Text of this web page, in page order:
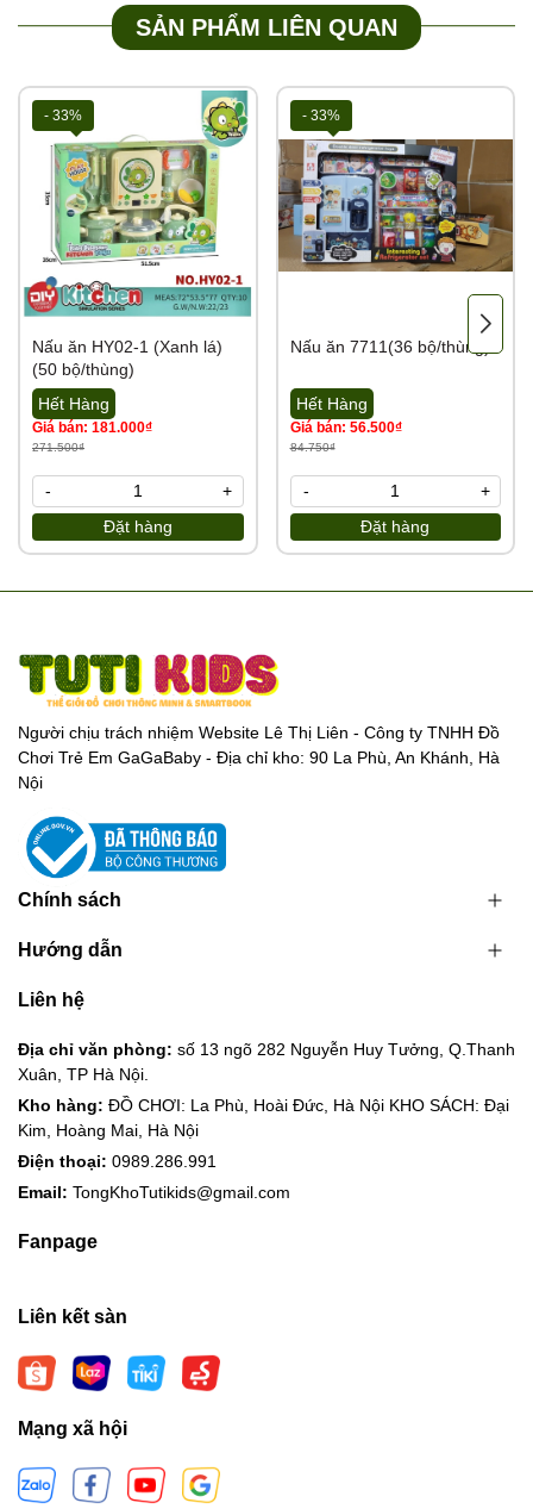
SẢN PHẨM LIÊN QUAN
- 33%
Nấu ăn HY02-1 (Xanh lá)
(50 bộ/thùng)
Hết Hàng
Giá bán: 181.000₫
271.500₫
Đặt hàng
- +
- 33%
Nấu ăn 7711(36 bộ/thùng)
Hết Hàng
Giá bán: 56.500₫
84.750₫
Đặt hàng
- +
Người chịu trách nhiệm Website Lê Thị Liên - Công ty TNHH Đồ
Chơi Trẻ Em GaGaBaby - Địa chỉ kho: 90 La Phù, An Khánh, Hà
Nội
Chính sách
Hướng dẫn
Liên hệ
Địa chỉ văn phòng: số 13 ngõ 282 Nguyễn Huy Tưởng, Q.Thanh
Xuân, TP Hà Nội.
Kho hàng: ĐỒ CHƠI: La Phù, Hoài Đức, Hà Nội KHO SÁCH: Đại
Kim, Hoàng Mai, Hà Nội
Điện thoại: 0989.286.991
Email: TongKhoTutikids@gmail.com
Fanpage
Liên kết sàn
Mạng xã hội